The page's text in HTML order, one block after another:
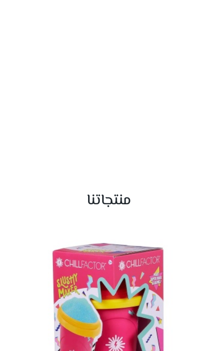
منتجاتنا